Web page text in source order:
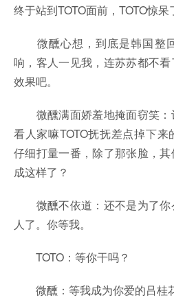
终于站到TOTO面前，TOTO惊
微醺心想，到底是韩国整
响，客人一见我，连苏苏都不
效果吧。
微醺满面娇羞地掩面窃笑：
看人家嘛TOTO抚抚差点掉下
仔细打量一番，除了那张脸，
成这样了？
微醺不依道：还不是为了你
人了。你等我。
TOTO：等你干吗？
微醺：等我成为你爱的吕桂